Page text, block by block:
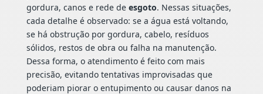
gordura, canos e rede de esgoto. Nessas situações,
cada detalhe é observado: se a água está voltando,
se há obstrução por gordura, cabelo, resíduos
sólidos, restos de obra ou falha na manutenção.
Dessa forma, o atendimento é feito com mais
precisão, evitando tentativas improvisadas que
poderiam piorar o entupimento ou causar danos na